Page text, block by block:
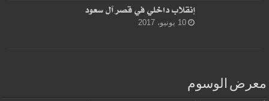
إنقلاب داخلي في قصر آل سعود
10 يونيو، 2017
معرض الوسوم